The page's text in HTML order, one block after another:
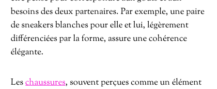
besoins des deux partenaires. Par exemple, une paire
de sneakers blanches pour elle et lui, légèrement
différenciées par la forme, assure une cohérence
élégante.
Leschaussures, souvent perçues comme un élément